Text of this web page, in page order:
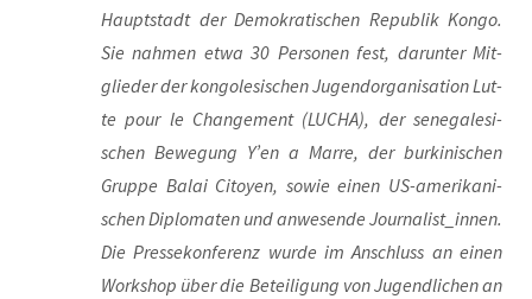
Haupt­stadt der Demo­kra­ti­schen Repu­blik Kon­go.
Sie nah­men etwa 30 Per­so­nen fest, dar­un­ter Mit­
glie­der der kon­go­le­si­schen Jugend­or­ga­ni­sa­ti­on Lut­
te pour le Chan­ge­ment (LUCHA), der sene­ga­le­si­
schen Bewe­gung Y’en a Mar­re, der bur­k­in­i­schen
Grup­pe Balai Citoy­en, sowie einen US-ame­ri­ka­ni­
schen Diplo­ma­ten und anwe­sen­de Journalist_innen.
Die Pres­se­kon­fe­renz wur­de im Anschluss an einen
Work­shop über die Betei­li­gung von Jugend­li­chen an